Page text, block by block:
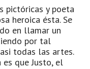
pictóricas y poeta
heroica ésta. Se
en llamar un
por tal
todas las artes.
que Justo, el